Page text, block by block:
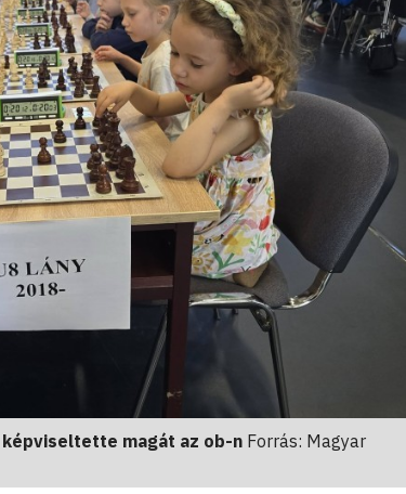
magát az ob-n Forrás: Magyar